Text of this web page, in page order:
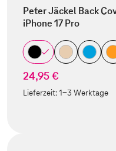
Peter Jäckel Back
iPhone 17 Pro
24,95 €
Lieferzeit:1-3 Werktage